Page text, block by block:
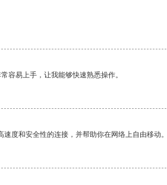
容易上手，让我能够快速熟悉操作。
度和安全性的连接，并帮助你在网络上自由移动。